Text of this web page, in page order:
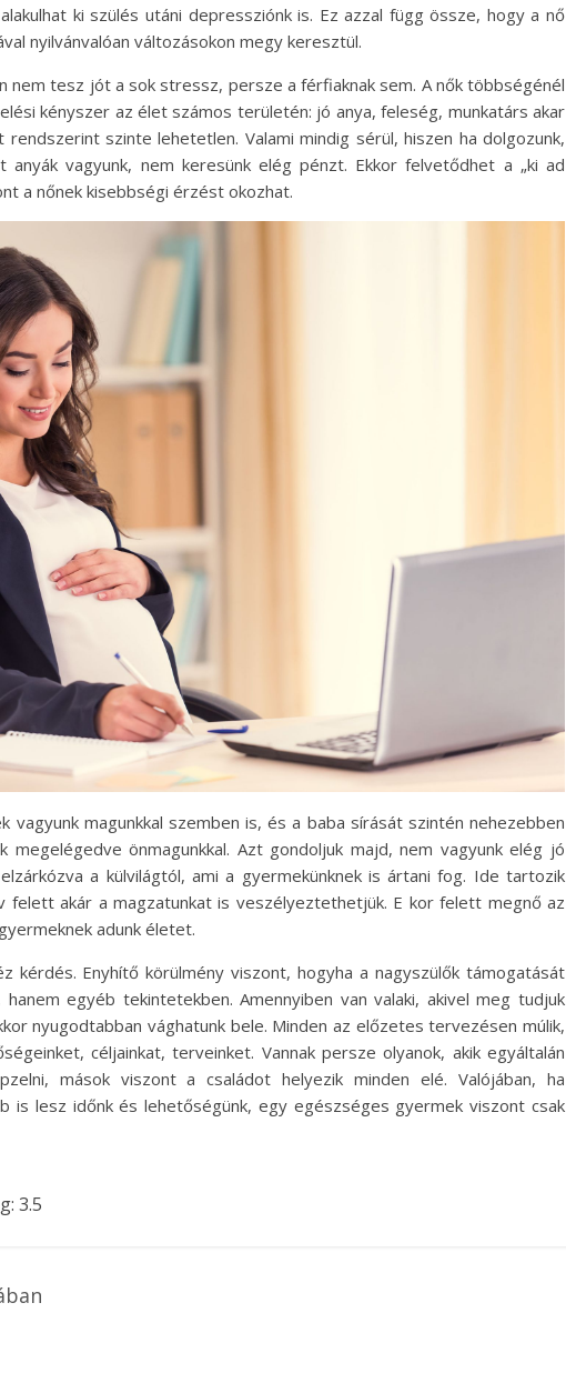
ki szülés utáni depressziónk is. Ez azzal függ össze, hogy a nő
nyilvánvalóan változásokon megy keresztül.
nem tesz jót a sok stressz, persze a férfiaknak sem. A nők többségénél
kényszer az élet számos területén: jó anya, feleség, munkatárs akar
szinte lehetetlen. Valami mindig sérül, hiszen ha dolgozunk,
anyák vagyunk, nem keresünk elég pénzt. Ekkor felvetődhet a „ki ad
a nőnek kisebbségi érzést okozhat.
vagyunk magunkkal szemben is, és a baba sírását szintén nehezebben
megelégedve önmagunkkal. Azt gondoljuk majd, nem vagyunk elég jó
a külvilágtól, ami a gyermekünknek is ártani fog. Ide tartozik
akár a magzatunkat is veszélyeztethetjük. E kor felett megnő az
adunk életet.
Enyhítő körülmény viszont, hogyha a nagyszülők támogatását
egyéb tekintetekben. Amennyiben van valaki, akivel meg tudjuk
nyugodtabban vághatunk bele. Minden az előzetes tervezésen múlik,
céljainkat, terveinket. Vannak persze olyanok, akik egyáltalán
mások viszont a családot helyezik minden elé. Valójában, ha
is lesz időnk és lehetőségünk, egy egészséges gyermek viszont csak
3.5